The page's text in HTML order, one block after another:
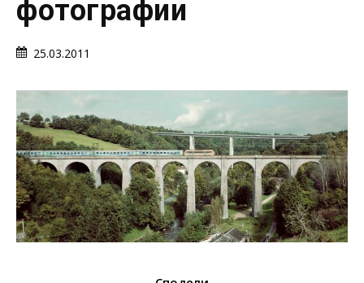
фотографии
25.03.2011